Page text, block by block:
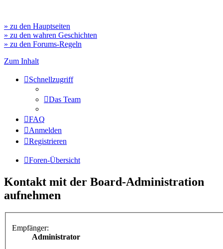
» zu den Hauptseiten
» zu den wahren Geschichten
» zu den Forums-Regeln
Zum Inhalt
Schnellzugriff
Das Team
FAQ
Anmelden
Registrieren
Foren-Übersicht
Kontakt mit der Board-Administration
aufnehmen
Empfänger:
Administrator